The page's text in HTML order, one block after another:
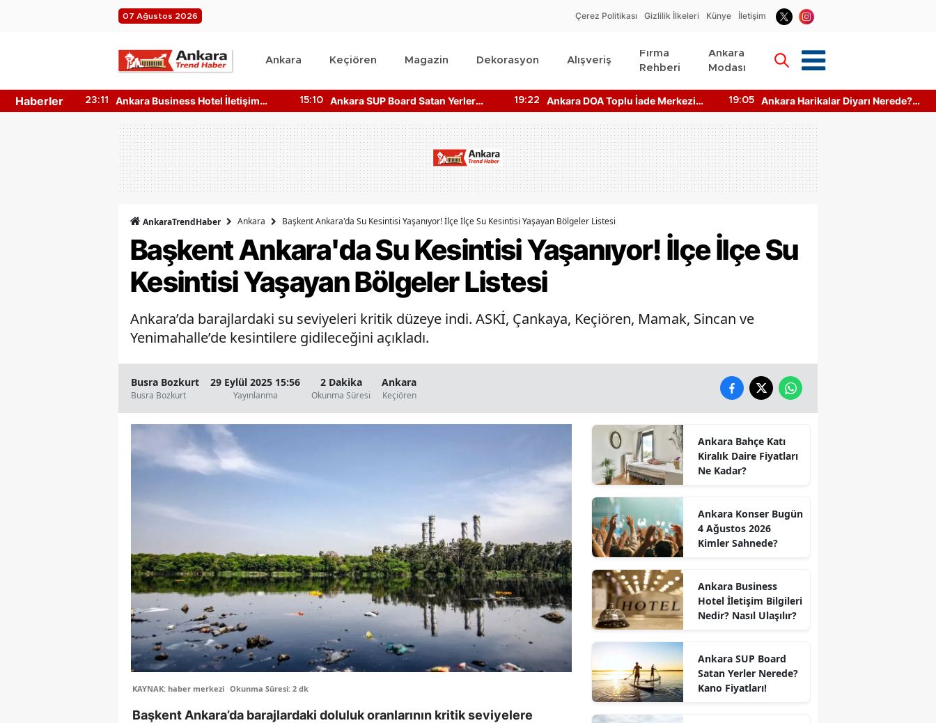
07 Ağustos 2026 Çerez Politikası Gizlilik İlkeleri Künye İletişim
Ankara Keçiören Magazin Dekorasyon Alışveriş
Firma
Rehberi
Ankara
Modası
Haberler
4 Ağustos
23:11
Ankara Business Hotel İletişim
Bilgileri Nedir? Nasıl Ulaşılır?
15:10
Ankara SUP Board Satan Yerler
Nerede? Kano Fiyatları!
19:22
Ankara DOA Toplu İade Merkezi
Nerede? Depozito Makinesi
Nerede?
19:05
Ankara Harikalar Diyarı Nerede?
Giriş Ücretleri Ne Kadar?
AnkaraTrendHaber Ankara Başkent Ankara'da Su Kesintisi Yaşanıyor! İlçe İlçe Su Kesintisi Yaşayan Bölgeler Listesi
Başkent Ankara'da Su Kesintisi Yaşanıyor! İlçe İlçe Su
Kesintisi Yaşayan Bölgeler Listesi
Ankara’da barajlardaki su seviyeleri kritik düzeye indi. ASKİ, Çankaya, Keçiören, Mamak, Sincan ve
Yenimahalle’de kesintilere gidileceğini açıkladı.
Busra Bozkurt
Busra Bozkurt
29 Eylül 2025 15:56
Yayınlanma
2 Dakika
Okunma Süresi
Ankara
Keçiören
KAYNAK: haber merkezi Okunma Süresi: 2 dk
Başkent Ankara’da barajlardaki doluluk oranlarının kritik seviyelere
Ankara Bahçe Katı
Kiralık Daire Fiyatları
Ne Kadar?
Ankara Konser Bugün
4 Ağustos 2026
Kimler Sahnede?
Ankara Business
Hotel İletişim Bilgileri
Nedir? Nasıl Ulaşılır?
Ankara SUP Board
Satan Yerler Nerede?
Kano Fiyatları!